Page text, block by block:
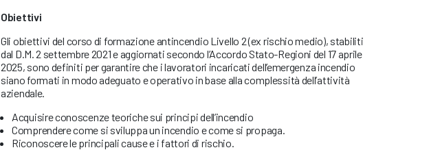
Obiettivi
Gli obiettivi del corso di formazione antincendio Livello 2 (ex rischio medio), stabiliti
dal D.M. 2 settembre 2021 e aggiornati secondo l’Accordo Stato-Regioni del 17 aprile
2025, sono definiti per garantire che i lavoratori incaricati dell’emergenza incendio
siano formati in modo adeguato e operativo in base alla complessità dell’attività
aziendale.
Acquisire conoscenze teoriche sui principi dell’incendio
Comprendere come si sviluppa un incendio e come si propaga.
Riconoscere le principali cause e i fattori di rischio.